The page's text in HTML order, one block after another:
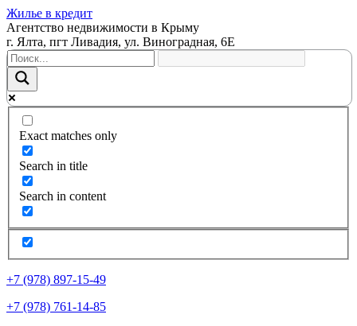
Жилье в кредит
Агентство недвижимости в Крыму
г. Ялта, пгт Ливадия, ул. Виноградная, 6Е
Exact matches only
Search in title
Search in content
+7 (978) 897-15-49
+7 (978) 761-14-85